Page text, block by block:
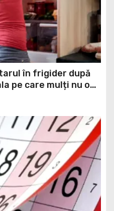
în frigider după
pe care mulți nu o